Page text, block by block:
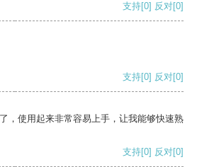
支持[0] 反对[0]
支持[0] 反对[0]
，使用起来非常容易上手，让我能够快速熟
支持[0] 反对[0]